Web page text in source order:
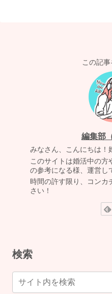
この記
編集部
みなさん、こんにちは！
このサイトは婚活中の
の参考になる様、運営し
時間の許す限り、コンカ
さい！
検索